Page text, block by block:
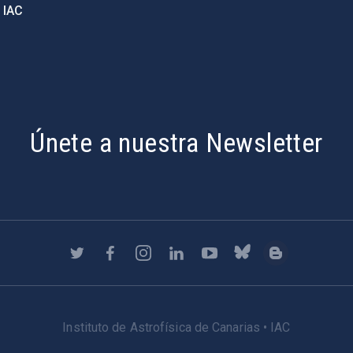
Únete a nuestra Newsletter
Instituto de Astrofísica de Canarias • IAC